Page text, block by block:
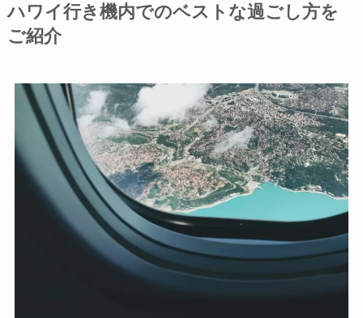
ハワイ行き機内でのベストな過ごし方を
ご紹介